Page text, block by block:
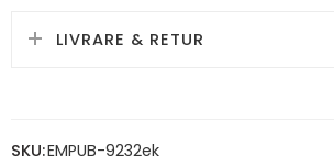
LIVRARE & RETUR
SKU:EMPUB-9232ek